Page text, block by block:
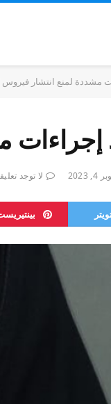
مشددة لمنع انتشار فيروس
2023 لا توجد